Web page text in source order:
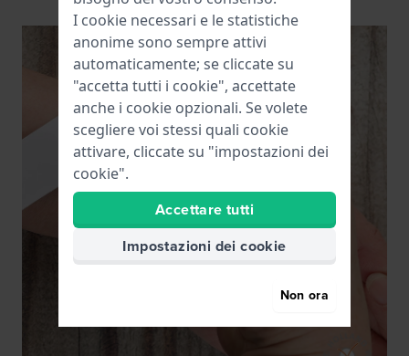
I cookie necessari e le statistiche
anonime sono sempre attivi
automaticamente; se cliccate su
"accetta tutti i cookie", accettate
anche i cookie opzionali. Se volete
scegliere voi stessi quali cookie
attivare, cliccate su "impostazioni dei
cookie".
Accettare tutti
Impostazioni dei cookie
Non ora